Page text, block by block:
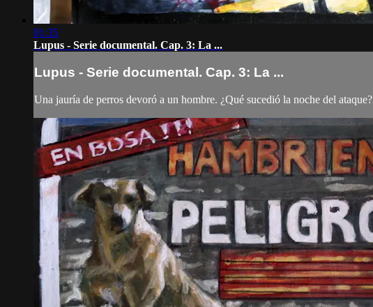
01:35
Lupus - Serie documental. Cap. 3: La ...
Lupus - Serie documental. Cap. 3: La ...
Una jauría de perros devoró a un hombre. ¿Qué sucedió la noche del ataque?